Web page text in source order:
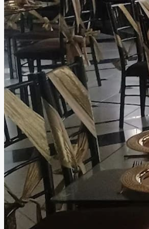
audiovisuales profesionales. Pensando en la comodidad de
todos los asistentes, contamos con
servicio de valet parking, baños
cocina, Wi-Fi, mobiliario completo,
sonido, DJ, barra de bebidas,
personal de apoyo, seguridad y
te preocupes por disfrutar. Ubicado en una zona
estratégica de Tlalnepantla, nuestro
combinación ideal entre fácil acceso
merece un evento especial. Más que un salón de eventos,
ofrecemos un espacio donde la
mejor ambiente se unen para crear
memorables que tus invitados
de que termine la fiesta.
Leer más